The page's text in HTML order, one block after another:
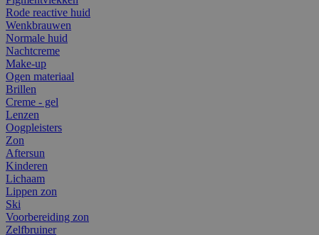
Rode reactive huid
Wenkbrauwen
Normale huid
Nachtcreme
Make-up
Ogen materiaal
Brillen
Creme - gel
Lenzen
Oogpleisters
Zon
Aftersun
Kinderen
Lichaam
Lippen zon
Ski
Voorbereiding zon
Zelfbruiner